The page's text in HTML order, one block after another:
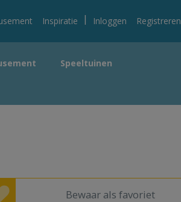
Inspiratie | Inloggen Registreren
Speeltuinen
Bewaar als favoriet